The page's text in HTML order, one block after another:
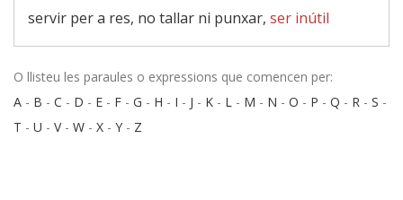
servir per a res, no tallar ni punxar, ser inútil
O llisteu les paraules o expressions que comencen per:
A - B - C - D - E - F - G - H - I - J - K - L - M - N - O - P - Q - R - S -
T - U - V- W - X - Y - Z